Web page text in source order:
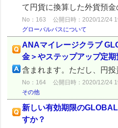
て円貨に換算した外貨預
No：163 公開日時：2020/12/24
グローバルパスについて
ANAマイレージクラブ
金＞やステップアップ定
含まれます。ただし、円
No：164 公開日時：2020/12/24
その他
新しい有効期限の
すか？